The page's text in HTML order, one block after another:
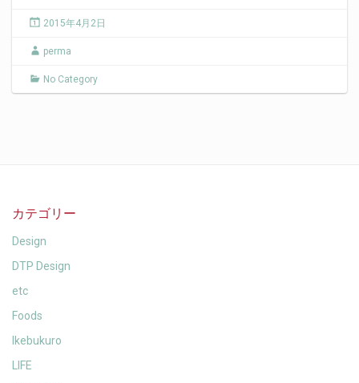
2015年4月2日
perma
No Category
カテゴリー
Design
DTP Design
etc
Foods
Ikebukuro
LIFE